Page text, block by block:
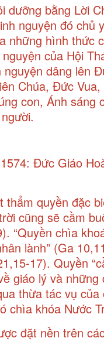
dưỡng bằng Lời
nguyện đó chủ
những hình thức
của Hội
dâng lên
Chúa, Đức
con, Ánh sáng
Đức Giáo
quyền đặc
cũng sẽ cầm
“Quyền chìa
lành” (Ga
17). Quyền
giáo lý và
thừa tác vụ
chìa khóa Nước
đặt nền trên